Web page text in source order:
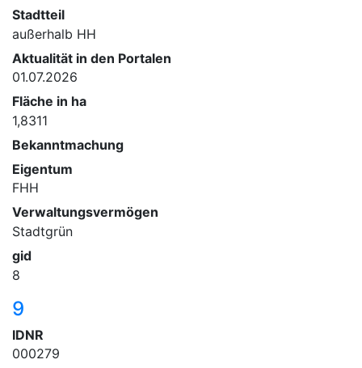
Stadtteil
außerhalb HH
Aktualität in den Portalen
01.07.2026
Fläche in ha
1,8311
Bekanntmachung
Eigentum
FHH
Verwaltungsvermögen
Stadtgrün
gid
8
9
IDNR
000279